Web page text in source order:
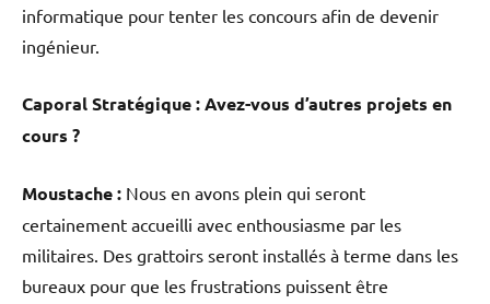
informatique pour tenter les concours afin de devenir
ingénieur.
Caporal Stratégique : Avez-vous d’autres projets en
cours ?
Moustache : Nous en avons plein qui seront
certainement accueilli avec enthousiasme par les
militaires. Des grattoirs seront installés à terme dans les
bureaux pour que les frustrations puissent être